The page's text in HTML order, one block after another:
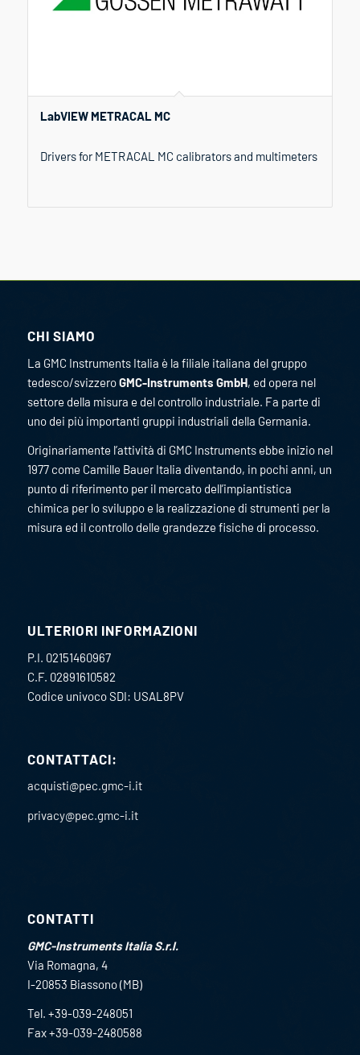
LabVIEW METRACAL MC
Drivers for METRACAL MC calibrators and multimeters
CHI SIAMO
La GMC Instruments Italia è la filiale italiana del gruppo
tedesco/svizzeroGMC-Instruments GmbH, ed opera nel
settore della misura e del controllo industriale. Fa parte di
uno dei più importanti gruppi industriali della Germania.
Originariamente l’attività di GMC Instruments ebbe inizio nel
1977 come Camille Bauer Italia diventando, in pochi anni, un
punto di riferimento per il mercato dell’impiantistica
chimica per lo sviluppo e la realizzazione di strumenti per la
misura ed il controllo delle grandezze fisiche di processo.
ULTERIORI INFORMAZIONI
P.I. 02151460967
C.F. 02891610582
Codice univoco SDI: USAL8PV
CONTATTACI:
acquisti@pec.gmc-i.it
privacy@pec.gmc-i.it
CONTATTI
GMC-Instruments Italia S.r.l.
Via Romagna, 4
I-20853 Biassono (MB)
Tel. +39-039-248051
Fax +39-039-2480588